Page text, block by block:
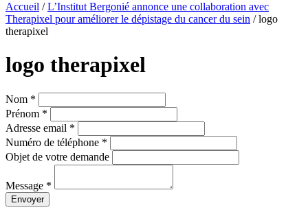
Accueil /L’Institut Bergonié annonce une collaboration avec
Therapixel pour améliorer le dépistage du cancer du sein /logo
therapixel
logo therapixel
Nom *
Prénom *
Adresse email *
Numéro de téléphone *
Objet de votre demande
Message *
Envoyer